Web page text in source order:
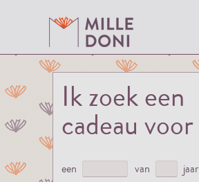
Ik zoek een
cadeau voor
een van
jaar